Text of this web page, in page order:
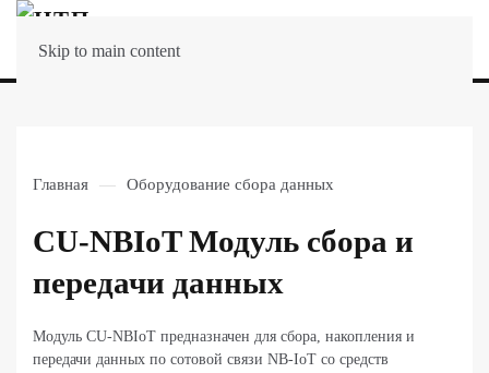
Skip to main content
Главная Оборудование сбора данных
CU-NBIoT Модуль сбора и
передачи данных
Модуль CU-NBIoT предназначен для сбора, накопления и
передачи данных по сотовой связи NB-IoT со средств